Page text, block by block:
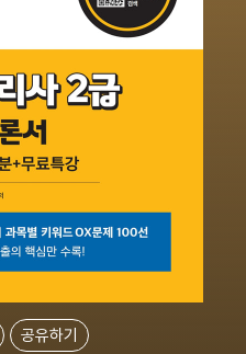
공유하기